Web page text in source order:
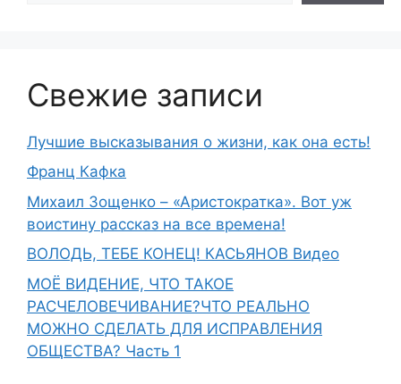
Свежие записи
Лучшие высказывания о жизни, как она есть!
Франц Кафка
Михаил Зощенко – «Аристократка». Вот уж
воистину рассказ на все времена!
ВОЛОДЬ, ТЕБЕ КОНЕЦ! КАСЬЯНОВ Видео
МОЁ ВИДЕНИЕ, ЧТО ТАКОЕ
РАСЧЕЛОВЕЧИВАНИЕ?ЧТО РЕАЛЬНО
МОЖНО СДЕЛАТЬ ДЛЯ ИСПРАВЛЕНИЯ
ОБЩЕСТВА? Часть 1